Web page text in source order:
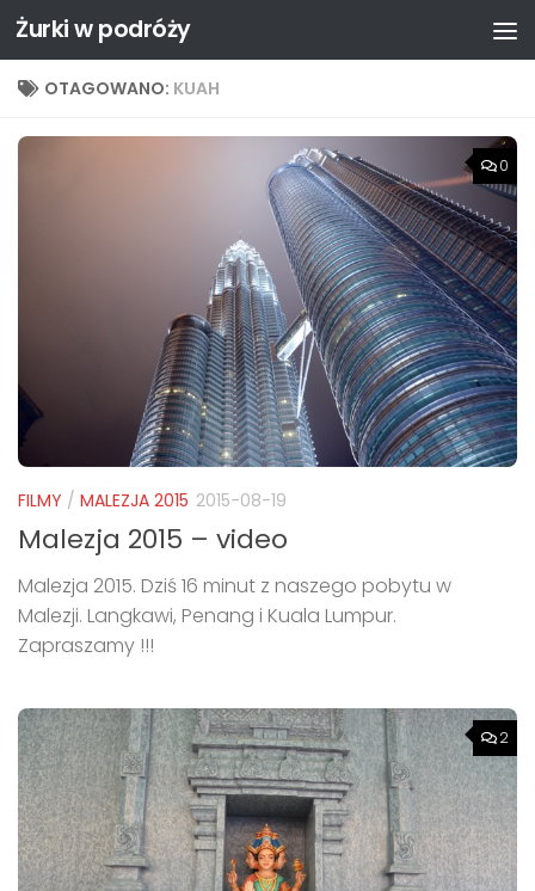
Przejdź do treści
Żurki w podróży
OTAGOWANO: KUAH
0
FILMY / MALEZJA 2015 2015-08-19
Malezja 2015 – video
Malezja 2015. Dziś 16 minut z naszego pobytu w
Malezji. Langkawi, Penang i Kuala Lumpur.
Zapraszamy !!!
2